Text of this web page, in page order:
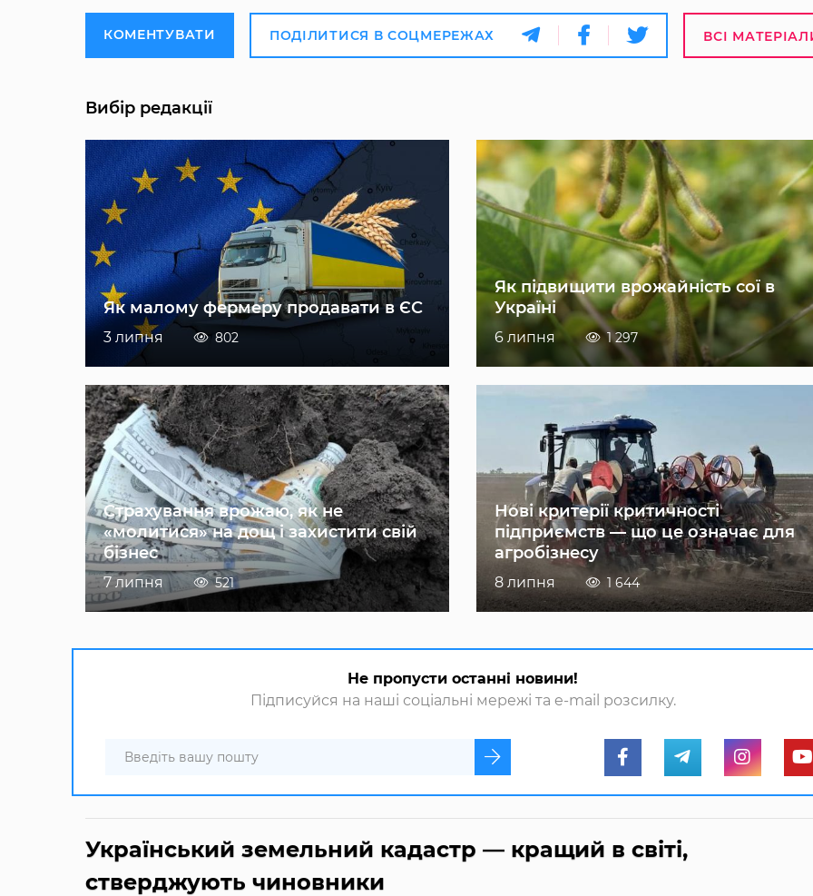
КОМЕНТУВАТИ ПОДІЛИТИСЯ В СОЦМЕРЕЖАХ ВСІ
Вибір редакції
Як малому фермеру продавати в ЄС
3 липня 802
Як підвищити врожайність сої в
Україні
6 липня 1 297
Страхування врожаю, як не
«молитися» на дощ і захистити свій
бізнес
7 липня 521
Нові критерії критичності
підприємств — що це означає для
агробізнесу
8 липня 1 644
Не пропусти останні новини!
Підписуйся на наші соціальні мережі та e-mail розсилку.
Український земельний кадастр — кращий в світі,
стверджують чиновники